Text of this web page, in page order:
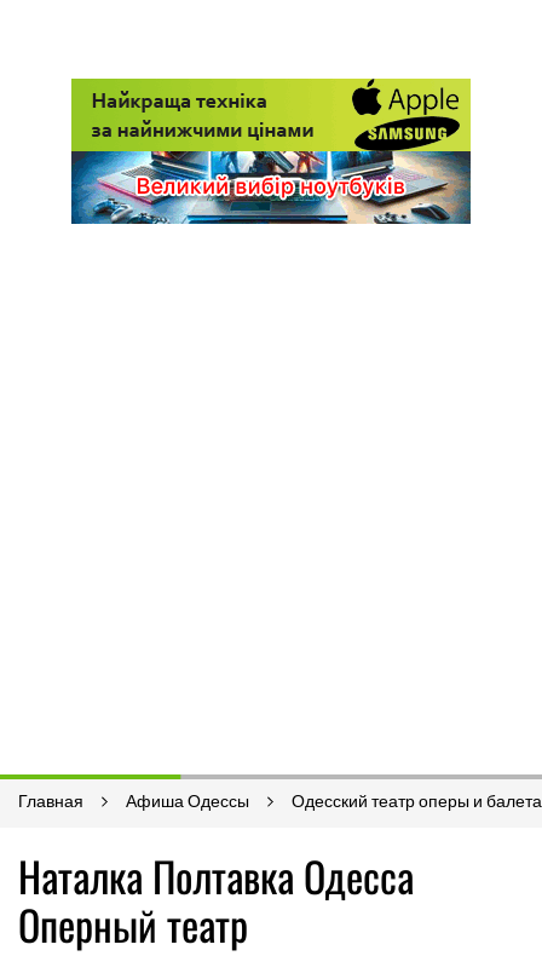
Главная Афиша Одессы Одесский театр оперы и балета
Наталка Полтавка Одесса
Оперный театр